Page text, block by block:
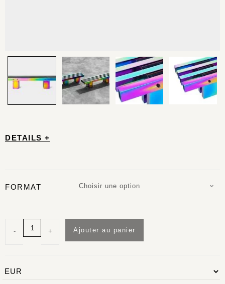
DETAILS +
FORMAT Choisir une option
- + Ajouter au panier